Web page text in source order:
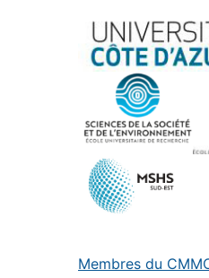
Membres du